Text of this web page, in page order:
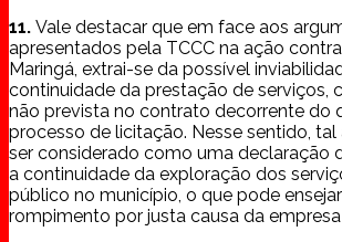
11. Vale destacar que em face aos
apresentados pela TCCC na ação
Maringá, extrai-se da possível
continuidade da prestação de serviços,
não prevista no contrato decorrente do
processo de licitação. Nesse sentido,
ser considerado como uma declaração
a continuidade da exploração dos
público no município, o que pode
rompimento por justa causa da